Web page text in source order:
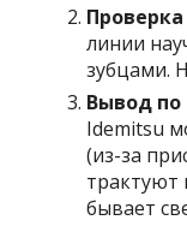
линии
зубцами.
Вывод по
Idemitsu
(из-за
трактуют
бывает